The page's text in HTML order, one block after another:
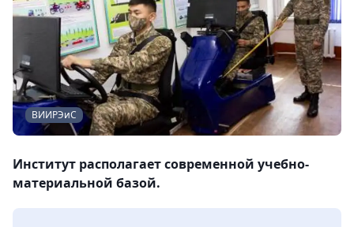
ВИИРЭиС
Институт располагает современной учебно-
материальной базой.